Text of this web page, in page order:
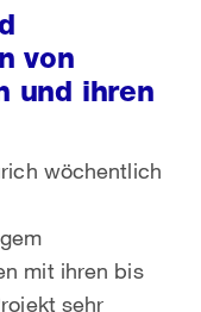
von
und ihren
wöchentlich
mit ihren bis
sehr